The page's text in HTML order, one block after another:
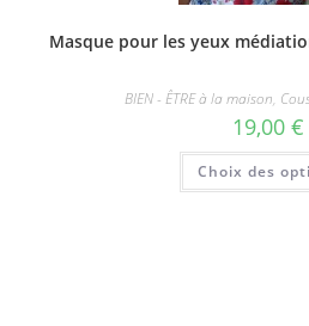
Masque pour les yeux
BIEN - ÊTRE à la maison,
19,00 €
Choix des